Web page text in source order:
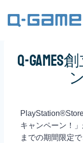
Q-Games
キャンペーン！
までの期間限定